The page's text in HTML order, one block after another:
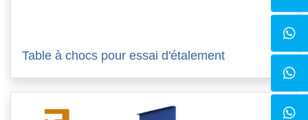
Table à chocs pour essai d'étalement